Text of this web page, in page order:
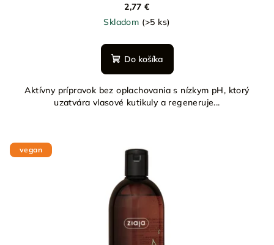
2,77 €
Skladom (>5 ks)
Do košíka
Aktívny prípravok bez oplachovania s nízkym pH, ktorý
uzatvára vlasové kutikuly a regeneruje...
vegan